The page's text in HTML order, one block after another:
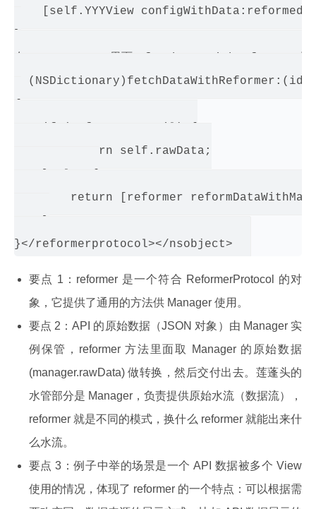
[self.YYYView
-
        return self.rawData;
return [reformer
要点 1：reformer 是一个符合 ReformerProtocol 的对
象，它提供了通用的方法供 Manager 使用。
要点 2：API 的原始数据（JSON 对象）由 Manager 实
例保管，reformer 方法里面取 Manager 的原始数据
(manager.rawData) 做转换，然后交付出去。莲蓬头的
水管部分是 Manager，负责提供原始水流（数据流），
reformer 就是不同的模式，换什么 reformer 就能出来什
么水流。
要点 3：例子中举的场景是一个 API 数据被多个 View
使用的情况，体现了 reformer 的一个特点：可以根据需